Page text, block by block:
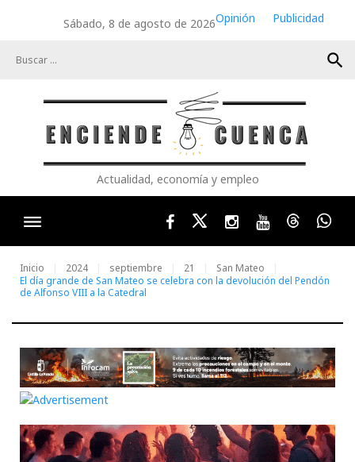
Sábado, 8 de agosto de 2026Opinión
Publicidad
search
Actualidad, economía y empleo
FacebookTwitterInstagram
YoutubeThreads
Inicio 2024 septiembre 21
San Mateo
El día grande de San Mateo se celebra con la devolución del Pendón
de Alfonso VIII a la Catedral